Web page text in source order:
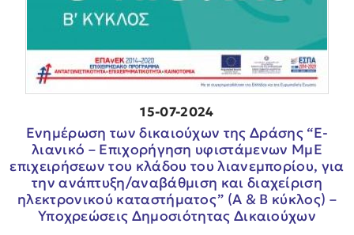
15-07-2024
Ενημέρωση των δικαιούχων της Δράσης “E-
λιανικό – Επιχορήγηση υφιστάμενων ΜμΕ
επιχειρήσεων του κλάδου του λιανεμπορίου, για
την ανάπτυξη/αναβάθμιση και διαχείριση
ηλεκτρονικού καταστήματος” (Α & Β κύκλος) –
Υποχρεώσεις Δημοσιότητας Δικαιούχων